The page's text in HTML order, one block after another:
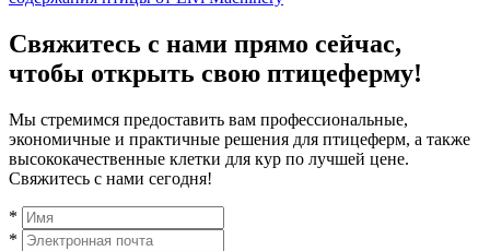
Свяжитесь с нами прямо сейчас,
чтобы открыть свою птицеферму!
Мы стремимся предоставить вам профессиональные,
экономичные и практичные решения для птицеферм, а также
высококачественные клетки для кур по лучшей цене.
Свяжитесь с нами сегодня!
*
*